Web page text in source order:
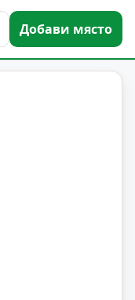
Добави място